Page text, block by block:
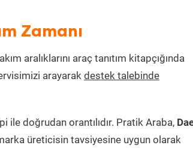
Zamanı
aralıklarını araç tanıtım kitapçığında
arayarak destek talebinde
ile doğrudan orantılıdır. Pratik Araba,
marka üreticisin tavsiyesine uygun olarak